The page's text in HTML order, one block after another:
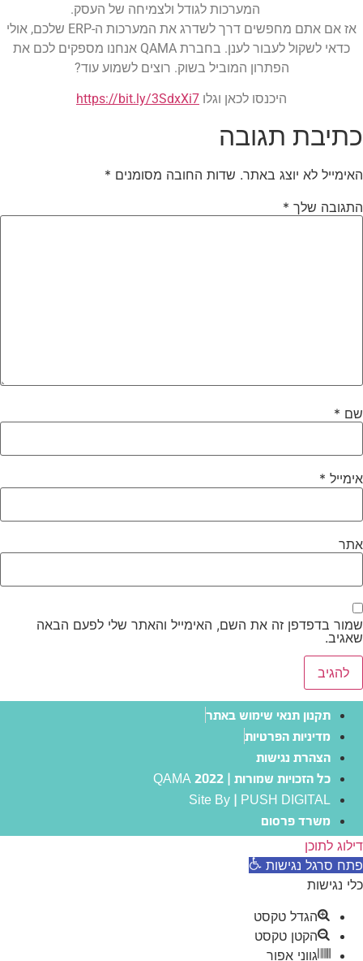
המערכות לגודל ולצמיחה של העסק.
אז אם אתם מחפשים דרך לשדרג את המערכות ה-ERP שלכם, אולי
כדאי לשקול לעבור לענן. בחברת QAMA אנחנו מספקים לכם את
הפתרון המוביל בשוק. רוצים לשמוע עוד?
היכנסו לכאן וגלו https://bit.ly/3SdxXi7
כתיבת תגובה
האימייל לא יוצג באתר. שדות החובה מסומנים *
התגובה שלך *
שם *
אימייל *
אתר
שמור בדפדפן זה את השם, האימייל והאתר שלי לפעם הבאה
שאגיב.
תקנון תנאי שימוש באתר
מדיניות הפרטיות
הצהרת נגישות
כל הזכויות שמורות | QAMA 2022
Site By | PUSH DIGITAL
משרד פרסום
דילוג לתוכן
פתח סרגל נגישות
כלי נגישות
הגדל טקסט
הקטן טקסט
גווני אפור